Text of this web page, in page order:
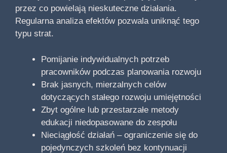
przez co powielają nieskuteczne działania.
Regularna analiza efektów pozwala uniknąć tego
typu strat.
Pomijanie indywidualnych potrzeb
pracowników podczas planowania rozwoju
Brak jasnych, mierzalnych celów
dotyczących stałego rozwoju umiejętności
Zbyt ogólne lub przestarzałe metody
edukacji niedopasowane do zespołu
Nieciągłość działań – ograniczenie się do
pojedynczych szkoleń bez kontynuacji